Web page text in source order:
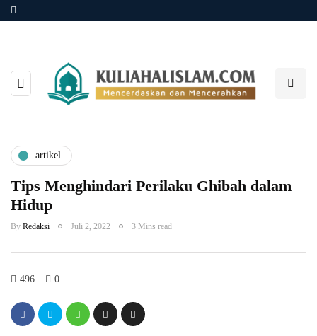
artikel
Tips Menghindari Perilaku Ghibah dalam
Hidup
By Redaksi Juli 2, 2022 3 Mins read
496 0